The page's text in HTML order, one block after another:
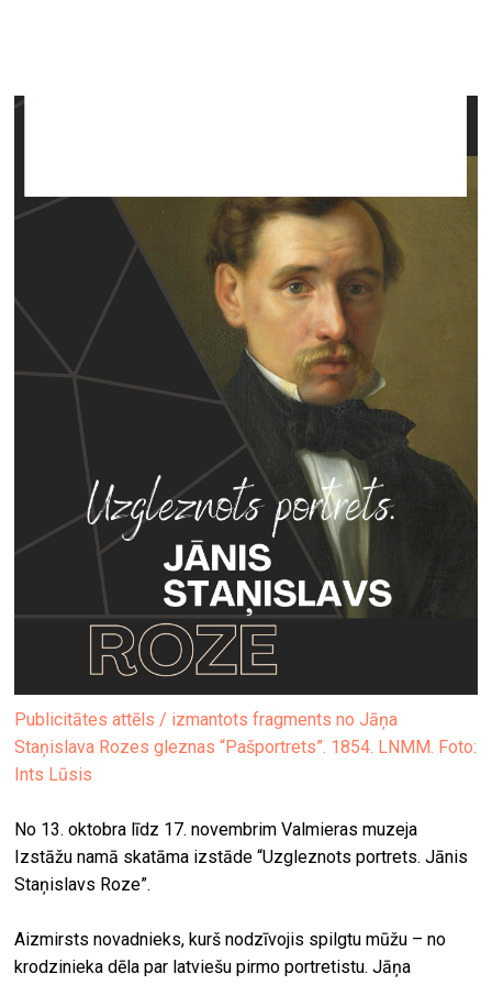
Publicitātes attēls / izmantots fragments no Jāņa
Staņislava Rozes gleznas “Pašportrets”. 1854. LNMM. Foto:
Ints Lūsis
No 13. oktobra līdz 17. novembrim Valmieras muzeja
Izstāžu namā skatāma izstāde “Uzgleznots portrets. Jānis
Staņislavs Roze”.
Aizmirsts novadnieks, kurš nodzīvojis spilgtu mūžu – no
krodzinieka dēla par latviešu pirmo portretistu. Jāņa